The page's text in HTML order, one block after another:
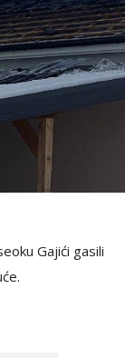
Gajići gasili